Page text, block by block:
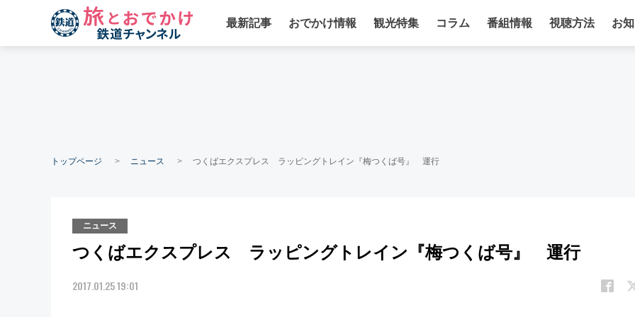
最新記事 おでかけ情報 観光特集 コラム 番組情報 視聴方法 お
トップページ ニュース つくばエクスプレス ラッピングトレイン『梅つくば号』 運行
ニュース
つくばエクスプレス ラッピングトレイン『梅つくば号』 運行
2017.01.25 19:01